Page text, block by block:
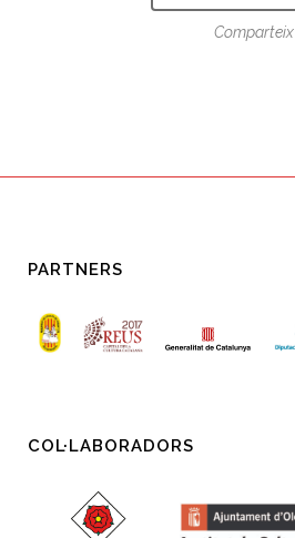
Comparteix
PARTNERS
COL·LABORADORS